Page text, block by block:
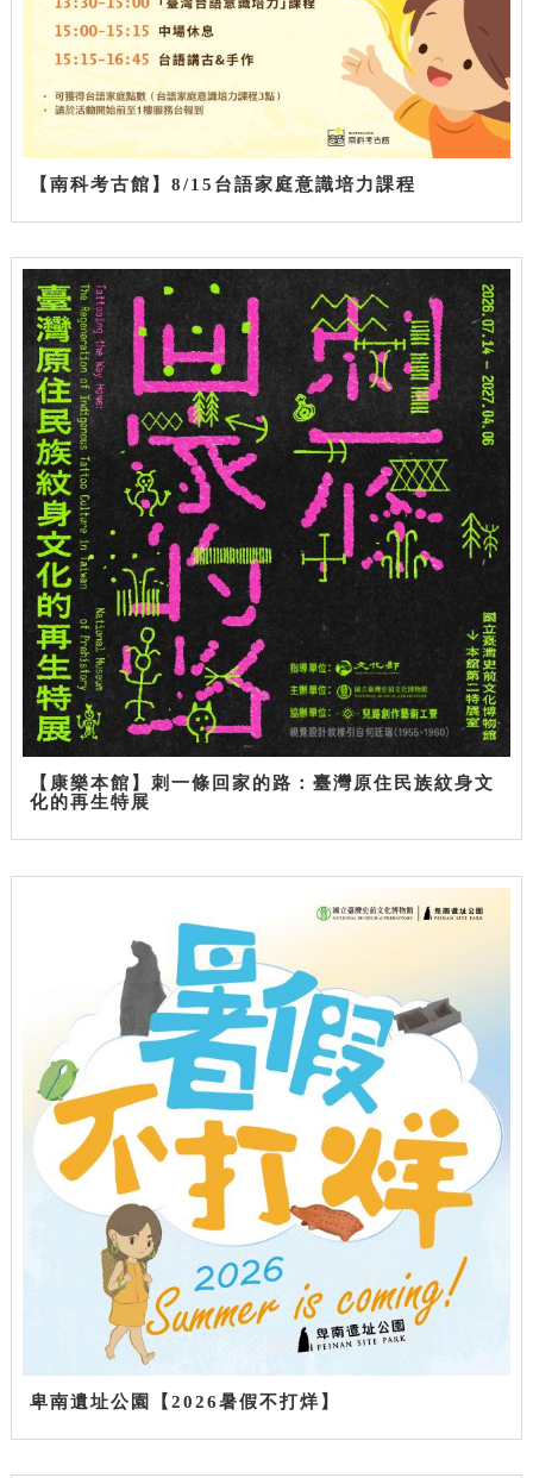
【南科考古館】8/15台語家庭意識培力課程
【康樂本館】刺一條回家的路：臺灣原住民族紋身文
化的再生特展
卑南遺址公園【2026暑假不打烊】